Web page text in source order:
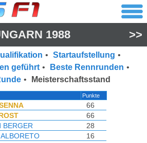
1988 >>
• Startaufstellung •
geführt • Beste Rennrunden •
• Meisterschaftsstand
Punkte
66
66
BERGER
28
16